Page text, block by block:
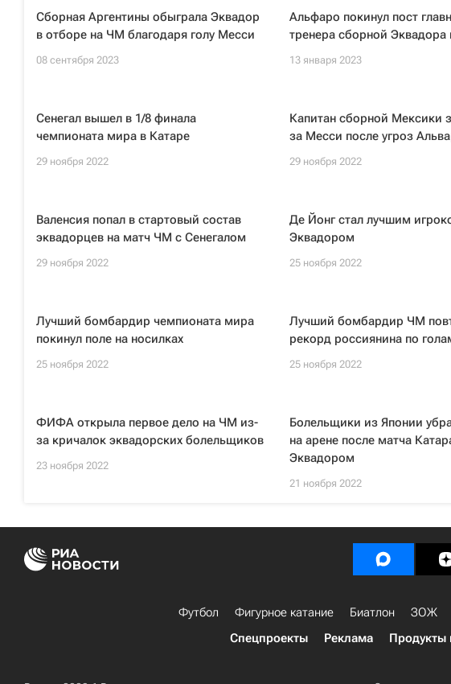
Сборная Аргентины обыграла Эквадор
в отборе на ЧМ благодаря голу Месси
08 сентября 2023
Альфаро покинул пост
тренера сборной Эквадора
13 января 2023
Сенегал вышел в 1/8 финала
чемпионата мира в Катаре
29 ноября 2022
Капитан сборной Мексики
за Месси после угроз
29 ноября 2022
Валенсия попал в стартовый состав
эквадорцев на матч ЧМ с Сенегалом
29 ноября 2022
Де Йонг стал лучшим
Эквадором
25 ноября 2022
Лучший бомбардир чемпионата мира
покинул поле на носилках
25 ноября 2022
Лучший бомбардир ЧМ
рекорд россиянина по
25 ноября 2022
ФИФА открыла первое дело на ЧМ из-
за кричалок эквадорских болельщиков
23 ноября 2022
Болельщики из Японии
на арене после матча
Эквадором
21 ноября 2022
Футбол Фигурное катание Биатлон ЗОЖ
Спецпроекты
Реклама Продукты